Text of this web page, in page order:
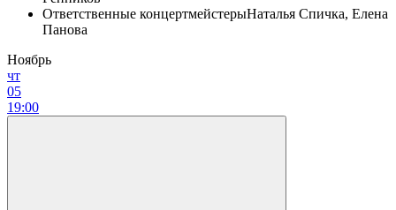
Ответственные концертмейстерыНаталья Спичка, Елена
Панова
Ноябрь
чт
05
19:00